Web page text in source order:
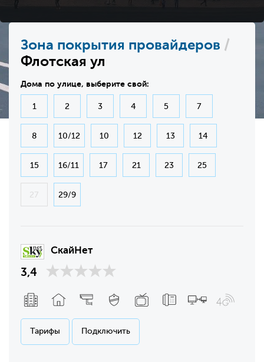
Зона покрытия провайдеров /
Флотская ул
Дома по улице, выберите свой:
1 2 3 4 5 7
8 10/12 10 12 13 14
15 16/11 17 21 23 25
27 29/9
СкайНет
3,4
Тарифы Подключить